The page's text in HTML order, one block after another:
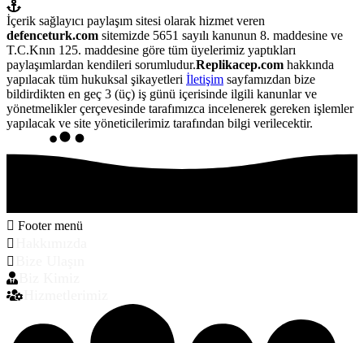
İçerik sağlayıcı paylaşım sitesi olarak hizmet veren
defenceturk.com sitemizde 5651 sayılı kanunun 8. maddesine ve
T.C.Knın 125. maddesine göre tüm üyelerimiz yaptıkları
paylaşımlardan kendileri sorumludur.Replikacep.com hakkında
yapılacak tüm hukuksal şikayetleri İletişim sayfamızdan bize
bildirdikten en geç 3 (üç) iş günü içerisinde ilgili kanunlar ve
yönetmelikler çerçevesinde tarafımızca incelenerek gereken işlemler
yapılacak ve site yöneticilerimiz tarafından bilgi verilecektir.
Footer menü